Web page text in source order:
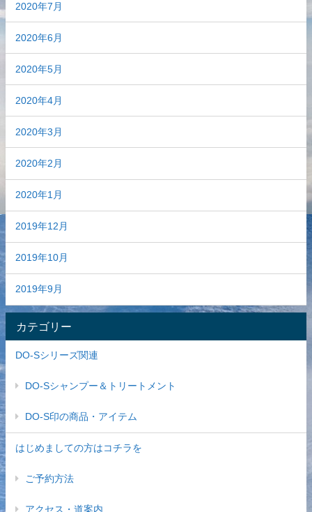
2020年7月
2020年6月
2020年5月
2020年4月
2020年3月
2020年2月
2020年1月
2019年12月
2019年10月
2019年9月
カテゴリー
DO-Sシリーズ関連
DO-Sシャンプー＆トリートメント
DO-S印の商品・アイテム
はじめましての方はコチラを
ご予約方法
アクセス・道案内